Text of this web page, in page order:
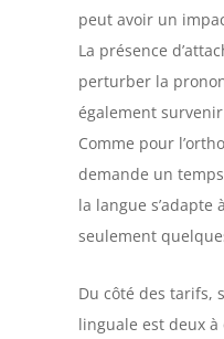
peut avoir un
La présence
perturber la
également
Comme pour
demande un
la langue s’adapte
seulement
Du côté des tarifs,
linguale est deux